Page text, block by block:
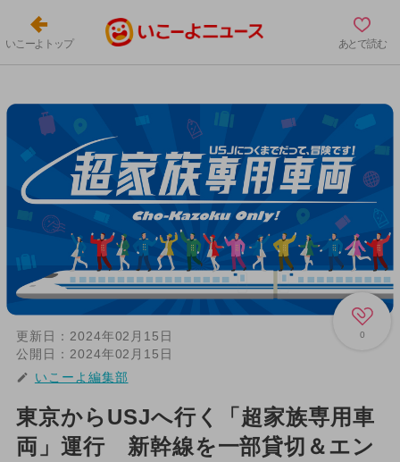
いこーよトップ あとで読む
0
更新日： 2024年02月15日
公開日： 2024年02月15日
いこーよ編集部
東京からUSJへ行く「超家族専用車
両」運行 新幹線を一部貸切＆エン